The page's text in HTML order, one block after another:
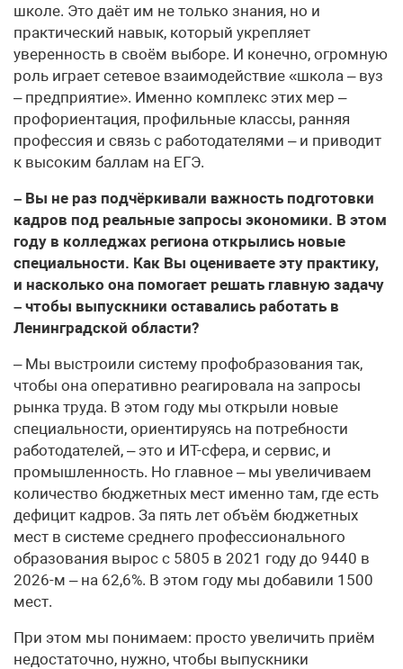
школе. Это даёт им не только знания, но и
практический навык, который укрепляет
уверенность в своём выборе. И конечно, огромную
роль играет сетевое взаимодействие «школа – вуз
– предприятие». Именно комплекс этих мер –
профориентация, профильные классы, ранняя
профессия и связь с работодателями – и приводит
к высоким баллам на ЕГЭ.
– Вы не раз подчёркивали важность подготовки
кадров под реальные запросы экономики. В этом
году в колледжах региона открылись новые
специальности. Как Вы оцениваете эту практику,
и насколько она помогает решать главную задачу
– чтобы выпускники оставались работать в
Ленинградской области?
– Мы выстроили систему профобразования так,
чтобы она оперативно реагировала на запросы
рынка труда. В этом году мы открыли новые
специальности, ориентируясь на потребности
работодателей, – это и ИТ-сфера, и сервис, и
промышленность. Но главное – мы увеличиваем
количество бюджетных мест именно там, где есть
дефицит кадров. За пять лет объём бюджетных
мест в системе среднего профессионального
образования вырос с 5805 в 2021 году до 9440 в
2026-м – на 62,6%. В этом году мы добавили 1500
мест.
При этом мы понимаем: просто увеличить приём
недостаточно, нужно, чтобы выпускники